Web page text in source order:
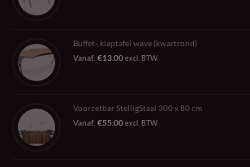
Buffet-, klaptafel wave (kwartrond)
Vanaf: €13.00excl. BTW
Voorzetbar StelligStaal 300 x 80 cm
Vanaf: €55.00excl. BTW